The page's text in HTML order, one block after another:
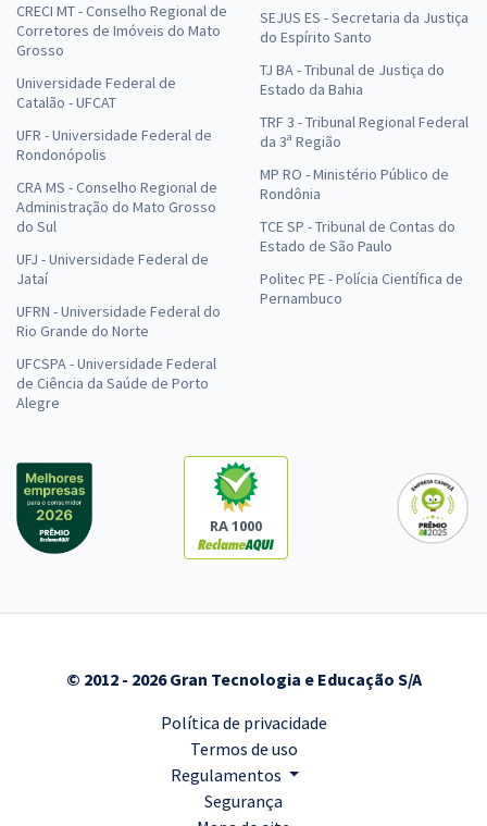
CRECI MT - Conselho Regional de
Corretores de Imóveis do Mato
Grosso
Universidade Federal de
Catalão - UFCAT
UFR - Universidade Federal de
Rondonópolis
CRA MS - Conselho Regional de
Administração do Mato Grosso
do Sul
UFJ - Universidade Federal de
Jataí
UFRN - Universidade Federal do
Rio Grande do Norte
UFCSPA - Universidade Federal
de Ciência da Saúde de Porto
Alegre
SEJUS ES - Secretaria da Justiça
do Espírito Santo
TJ BA - Tribunal de Justiça do
Estado da Bahia
TRF 3 - Tribunal Regional Federal
da 3ª Região
MP RO - Ministério Público de
Rondônia
TCE SP - Tribunal de Contas do
Estado de São Paulo
Politec PE - Polícia Científica de
Pernambuco
RA 1000
© 2012 - 2026 Gran Tecnologia e Educação S/A
Política de privacidade
Termos de uso
Regulamentos
Segurança